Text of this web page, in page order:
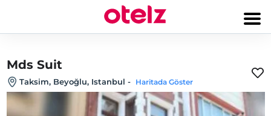
Mds Suit
Taksim, Beyoğlu, Istanbul - Haritada Göster